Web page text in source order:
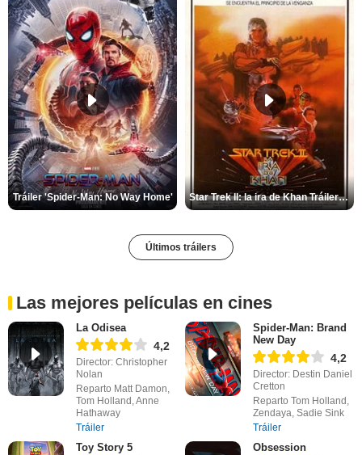
Tráiler 'Spider-Man: No Way Home' Star Trek II: la ira de Khan Tráiler VO
Últimos tráilers
Las mejores películas en cines
La Odisea
4,2
Director: Christopher
Nolan
Reparto Matt Damon,
Tom Holland, Anne
Hathaway
Tráiler
Spider-Man: Brand
New Day
4,2
Director: Destin Daniel
Cretton
Reparto Tom Holland,
Zendaya, Sadie Sink
Tráiler
Toy Story 5 Obsession